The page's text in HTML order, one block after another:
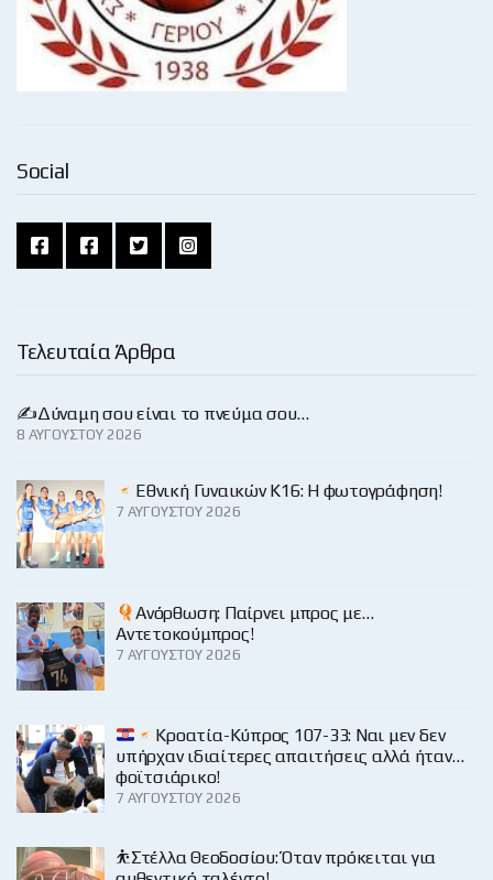
Social
Τελευταία Άρθρα
✍️Δύναμη σου είναι το πνεύμα σου…
8 ΑΥΓΟΎΣΤΟΥ 2026
Εθνική Γυναικών Κ16: Η φωτογράφηση!
7 ΑΥΓΟΎΣΤΟΥ 2026
Ανόρθωση: Παίρνει μπρος με…
Αντετοκούμπρος!
7 ΑΥΓΟΎΣΤΟΥ 2026
Κροατία-Κύπρος 107-33: Ναι μεν δεν
υπήρχαν ιδιαίτερες απαιτήσεις αλλά ήταν…
φοϊτσιάρικο!
7 ΑΥΓΟΎΣΤΟΥ 2026
⛹️Στέλλα Θεοδοσίου: Όταν πρόκειται για